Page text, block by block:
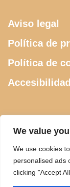
We value
We use cookies
personalised ads
clicking "Accept
Aviso legal
Política de
Política de
Accesibilidad
615 505